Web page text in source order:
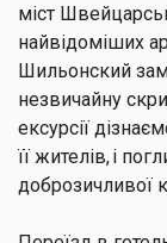
міст
найвідоміших
Шильонский
незвичайну
ексурсії
її жителів, і
доброзичливої